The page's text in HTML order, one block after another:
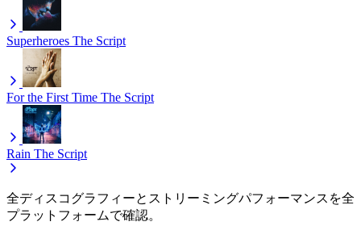
Superheroes The Script
For the First Time The Script
Rain The Script
全ディスコグラフィーとストリーミングパフォーマンスを全
プラットフォームで確認。